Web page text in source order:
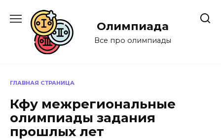
содержанию
Олимпиада
Все про олимпиады
ГЛАВНАЯ СТРАНИЦА
Кфу межрегиональные
олимпиады задания
прошлых лет